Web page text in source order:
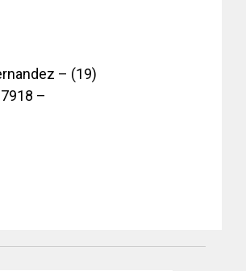
– (19)
–